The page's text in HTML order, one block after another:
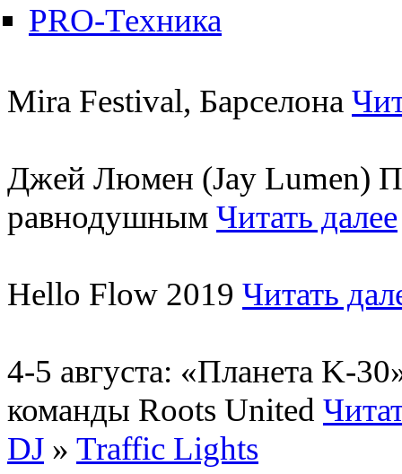
PRO-Техника
Mira Festival, Барселона
Джей Люмен (Jay Lumen)
равнодушным Читать далее
Hello Flow 2019 Читать
4-5 августа: «Планета K-
команды Roots United
DJ » Traffic Lights